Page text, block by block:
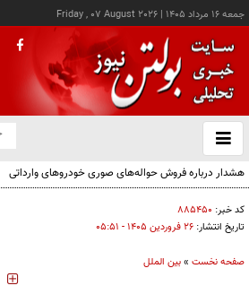
جمعه ۱۶ مرداد ۱۴۰۵ |
Friday , 07 August 2026
باز
و
هشدار درباره فروش حواله‌های صوری خودروهای وارداتی
کد خبر: ۸۸۵۴۵۰
تاریخ انتشار: ۲۶ فروردين ۱۴۰۵ - ۰۵:۵۱
صفحه نخست »بین الملل